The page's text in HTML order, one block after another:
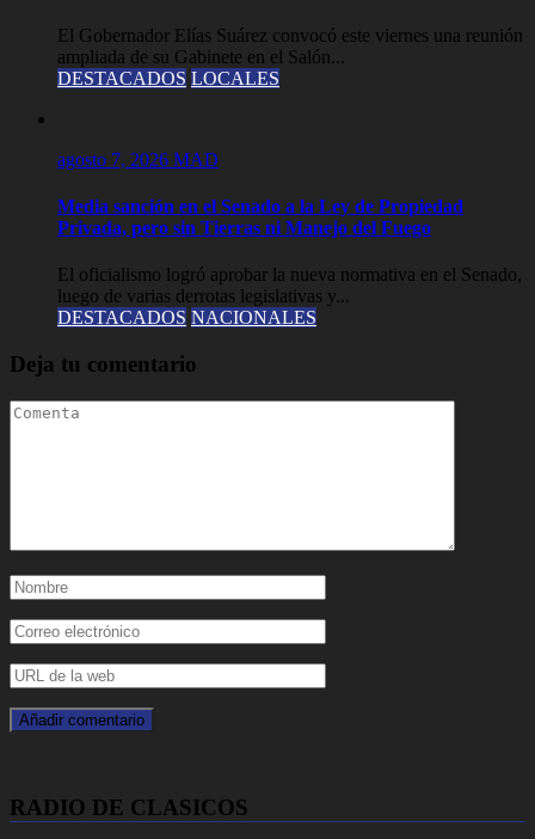
El Gobernador Elías Suárez convocó este viernes una reunión
ampliada de su Gabinete en el Salón...
DESTACADOS LOCALES
agosto 7, 2026 MAD
Media sanción en el Senado a la Ley de Propiedad
Privada, pero sin Tierras ni Manejo del Fuego
El oficialismo logró aprobar la nueva normativa en el Senado,
luego de varias derrotas legislativas y...
DESTACADOS NACIONALES
Deja tu comentario
RADIO DE CLASICOS